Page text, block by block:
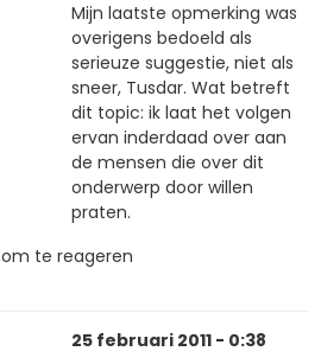
Mijn laatste opmerking was
overigens bedoeld als
serieuze suggestie, niet als
sneer, Tusdar. Wat betreft
dit topic: ik laat het volgen
ervan inderdaad over aan
de mensen die over dit
onderwerp door willen
praten.
om te reageren
25 februari 2011 - 0:38